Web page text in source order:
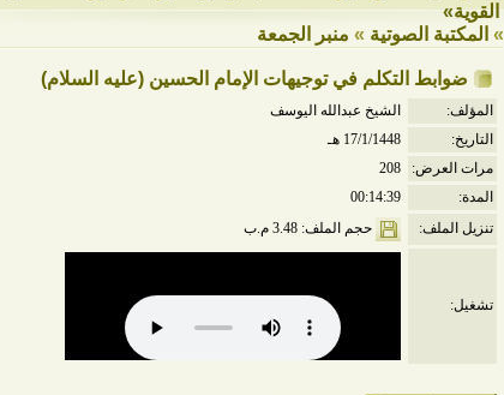
القوية»
» المكتبة الصوتية » منبر الجمعة
ضوابط التكلم في توجيهات الإمام الحسين (عليه السلام)
المؤلف:
الشيخ عبدالله اليوسف
التاريخ:
17/1/1448 هـ
مرات العرض:
208
المدة:
00:14:39
تنزيل الملف:
حجم الملف: 3.48 م.ب
تشغيل: